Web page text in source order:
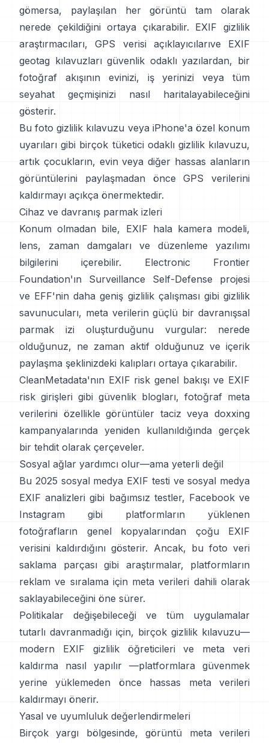
gömersa, paylaşılan her görüntü tam olarak
nerede çekildiğini ortaya çıkarabilir. EXIF gizlilik
araştırmacıları, GPS verisi açıklayıcılarıve
EXIF
geotag kılavuzları güvenlik odaklı yazılardan, bir
fotoğraf akışının evinizi, iş yerinizi veya tüm
seyahat geçmişinizi nasıl haritalayabileceğini
gösterir.
Bu foto gizlilik kılavuzu veya iPhone'a özel konum
uyarıları gibi birçok tüketici odaklı gizlilik kılavuzu,
artık çocukların, evin veya diğer hassas alanların
görüntülerini paylaşmadan önce GPS verilerini
kaldırmayı açıkça önermektedir.
Cihaz ve davranış parmak izleri
Konum olmadan bile, EXIF hala kamera modeli,
lens, zaman damgaları ve düzenleme yazılımı
bilgilerini içerebilir.
Electronic Frontier
Foundation'ın Surveillance Self-Defense projesi
ve EFF'nin daha geniş gizlilik çalışmasıgibi gizlilik
savunucuları, meta verilerin güçlü bir davranışsal
parmak izi oluşturduğunu vurgular: nerede
olduğunuz, ne zaman aktif olduğunuz ve içerik
paylaşma şeklinizdeki kalıpları ortaya çıkarabilir.
CleanMetadata'nın EXIF risk genel bakışı ve EXIF
risk girişleri gibi güvenlik blogları, fotoğraf meta
verilerini özellikle görüntüler taciz veya doxxing
kampanyalarında yeniden kullanıldığında gerçek
bir tehdit olarak çerçeveler.
Sosyal ağlar yardımcı olur—ama yeterli değil
Bu 2025 sosyal medya EXIF testi ve sosyal medya
EXIF analizleri gibi bağımsız testler, Facebook ve
Instagram gibi platformların yüklenen
fotoğrafların genel kopyalarından çoğu EXIF
verisini kaldırdığını gösterir. Ancak, bu foto veri
saklama parçası gibi araştırmalar, platformların
reklam ve sıralama için meta verileri dahili olarak
saklayabileceğini öne sürer.
Politikalar değişebileceği ve tüm uygulamalar
tutarlı davranmadığı için, birçok gizlilik kılavuzu—
modern EXIF gizlilik öğreticileri
ve
meta veri
kaldırma nasıl yapılır —platformlara güvenmek
yerine yüklemeden önce hassas meta verileri
kaldırmayı önerir.
Yasal ve uyumluluk değerlendirmeleri
Birçok yargı bölgesinde, görüntü meta verileri